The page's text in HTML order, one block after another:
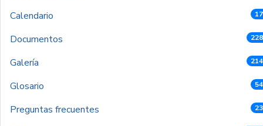
Calendario
Documentos
Galería
Glosario
Preguntas frecuentes